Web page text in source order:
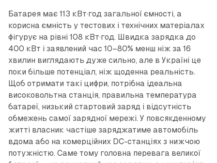
Батарея має 113 кВт·год загальної ємності, а
корисна ємність у тестових і технічних матеріалах
фігурує на рівні 108 кВт·год. Швидка зарядка до
400 кВт і заявлений час 10–80% менш ніж за 16
хвилин виглядають дуже сильно, але в Україні це
поки більше потенціал, ніж щоденна реальність.
Щоб отримати такі цифри, потрібна ідеальна
високовольтна станція, правильна температура
батареї, низький стартовий заряд і відсутність
обмежень самої зарядної мережі. У повсякденному
житті власник частіше заряджатиме автомобіль
вдома або на комерційних DC-станціях з нижчою
потужністю. Саме тому головна перевага великої